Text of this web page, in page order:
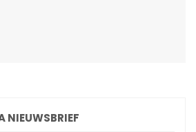
NIEUWSBRIEF